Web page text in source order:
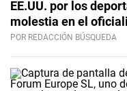
EE.UU. por los
molestia en el
POR REDACCIÓN BÚSQUEDA